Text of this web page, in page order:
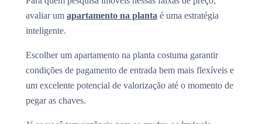
avaliar um apartamento na planta é uma estratégia
inteligente.
Escolher um apartamento na planta costuma garantir
condições de pagamento de entrada bem mais flexíveis e
um excelente potencial de valorização até o momento de
pegar as chaves.